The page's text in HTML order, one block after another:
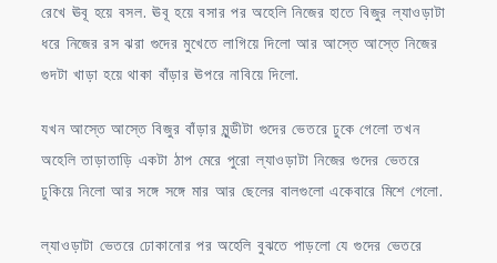
রেখে ঊবূ হয়ে বসল. ঊবূ হয়ে বসার পর অহেলি নিজের হাতে বিজুর ল্যাওড়াটা
ধরে নিজের রস ঝরা গুদের মুখেতে লাগিয়ে দিলো আর আস্তে আস্তে নিজের
গুদটা খাড়া হয়ে থাকা বাঁড়ার ঊপরে নাবিয়ে দিলো.
যখন আস্তে আস্তে বিজুর বাঁড়ার মুন্ডীটা গুদের ভেতরে ঢুকে গেলো তখন
অহেলি তাড়াতাড়ি একটা ঠাপ মেরে পুরো ল্যাওড়াটা নিজের গুদের ভেতরে
ঢুকিয়ে নিলো আর সঙ্গে সঙ্গে মার আর ছেলের বালগুলো একেবারে মিশে গেলো.
ল্যাওড়াটা ভেতরে ঢোকানোর পর অহেলি বুঝতে পাড়লো যে গুদের ভেতরে